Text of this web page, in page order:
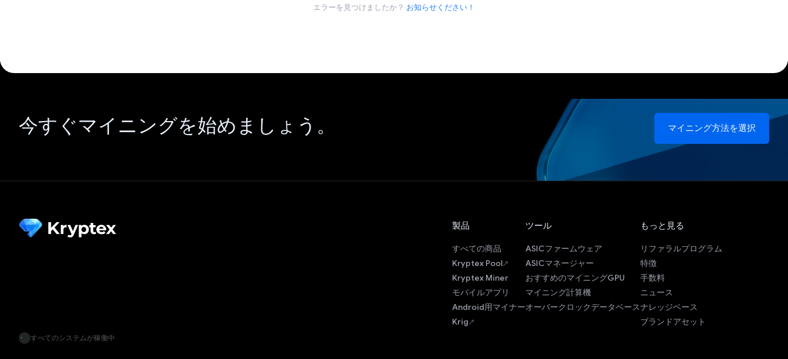
エラーを見つけましたか？ お知らせください！
今すぐマイニングを始めましょう。 マイニング方法を選択
すべてのシステムが稼働中
製品
すべての商品
Kryptex Pool
Kryptex Miner
モバイルアプリ
Android用マイナー
Krig
ツール
ASICファームウェア
ASICマネージャー
おすすめのマイニングGPU
マイニング計算機
オーバークロックデータベース
もっと見る
リファラルプログラム
特徴
手数料
ニュース
ナレッジベース
ブランドアセット